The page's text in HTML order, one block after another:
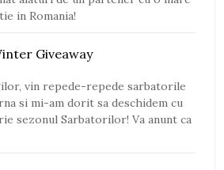
in Romania!
Giveaway
vin repede-repede sarbatorile
si mi-am dorit sa deschidem cu
sezonul Sarbatorilor! Va anunt ca